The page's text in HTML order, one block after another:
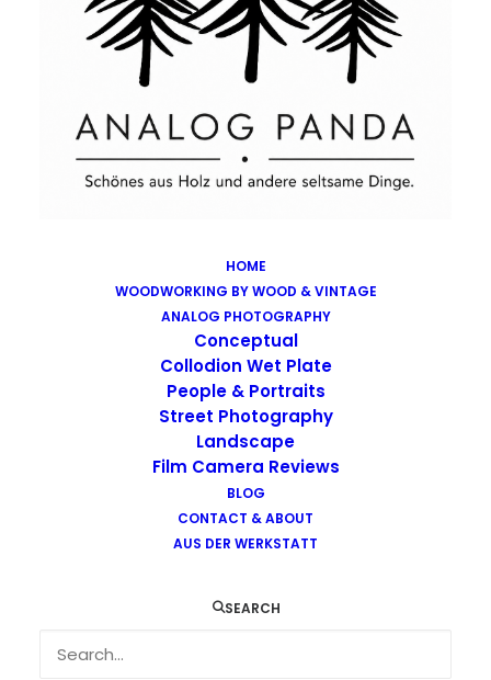
HOME
WOODWORKING BY WOOD & VINTAGE
ANALOG PHOTOGRAPHY
Conceptual
Collodion Wet Plate
People & Portraits
Street Photography
Landscape
Film Camera Reviews
BLOG
CONTACT & ABOUT
AUS DER WERKSTATT
SEARCH
Images tagged "shoe"
Images tagged "shoe"